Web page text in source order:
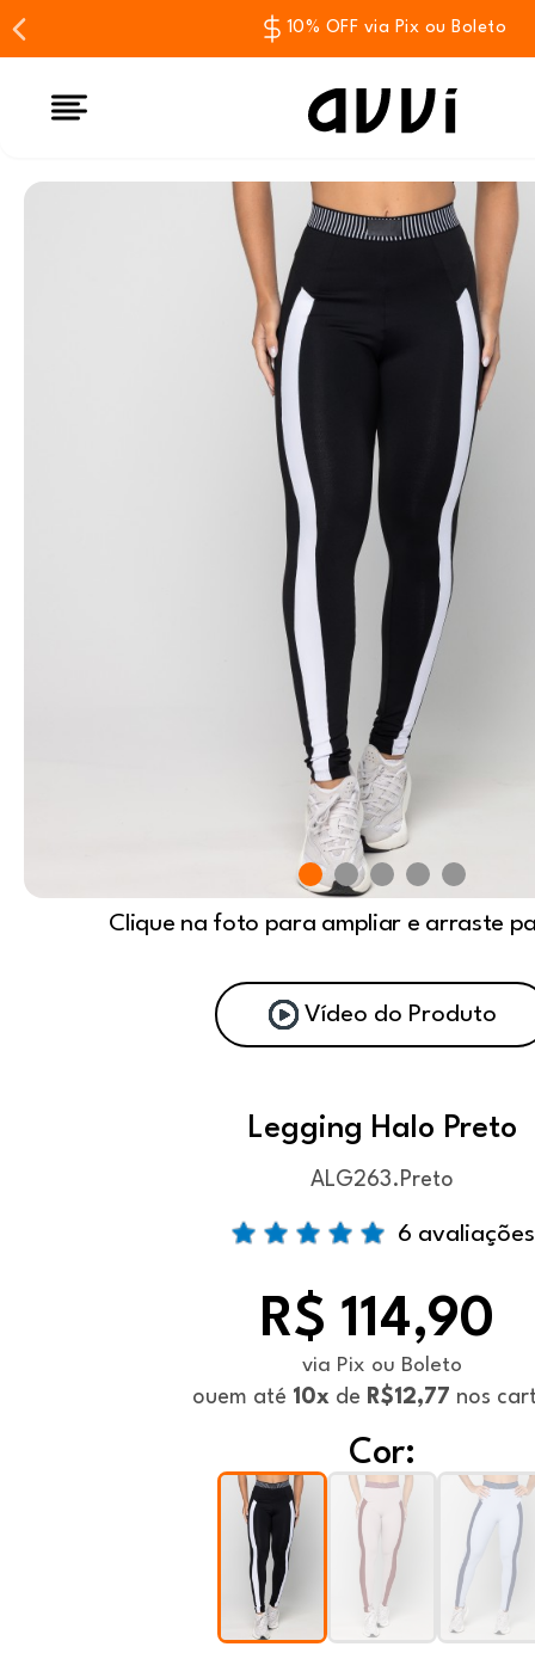
Clique na foto para ampliar e arraste
Vídeo do Produto
Legging Halo Preto
ALG263.Preto
6 avaliações
R$ 114,90
via Pix ou Boleto
ouem até 10x de R$12,77 nos
Cor: